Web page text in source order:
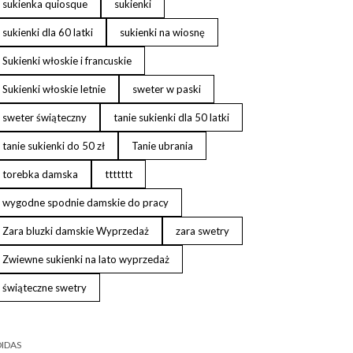
sukienka quiosque sukienki
sukienki dla 60 latki sukienki na wiosnę
Sukienki włoskie i francuskie
Sukienki włoskie letnie sweter w paski
sweter świąteczny tanie sukienki dla 50 latki
tanie sukienki do 50 zł Tanie ubrania
torebka damska ttttttt
wygodne spodnie damskie do pracy
Zara bluzki damskie Wyprzedaż zara swetry
Zwiewne sukienki na lato wyprzedaż
świąteczne swetry